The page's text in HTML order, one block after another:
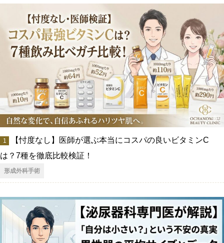
【忖度なし】医師が選ぶ本当にコスパの良いビタミンC
は？7種を徹底比較検証！
形成外科手術